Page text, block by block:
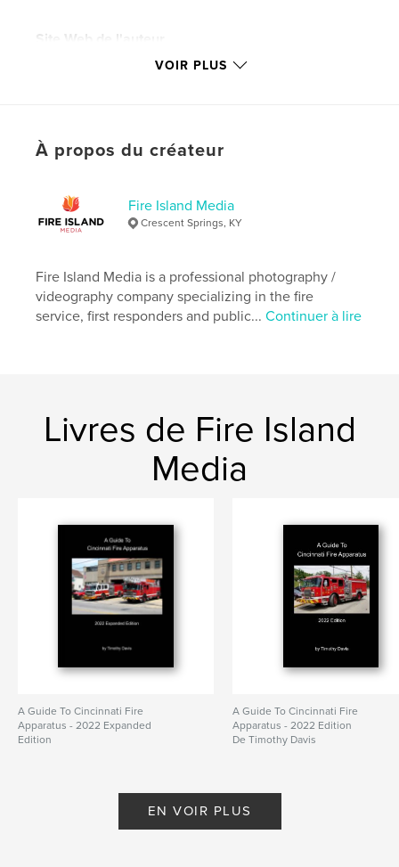
Site Web de l'auteur
http://www.fireislandmedia.com
Catégorie principale:
Catégories supplémentaires
Format choisi:
# de pages:
60
ISBN
Date de publication:juil 06, 2022
Langue English
VOIR PLUS
À propos du créateur
Fire Island Media
Crescent Springs, KY
Fire Island Media is a professional photography /
videography company specializing in the fire
service, first responders and public...Continuer à lire
Livres de Fire Island
Media
A Guide To Cincinnati Fire
Apparatus - 2022 Expanded
Edition
A Guide To Cincinnati Fire
Apparatus - 2022 Edition
De Timothy Davis
EN VOIR PLUS